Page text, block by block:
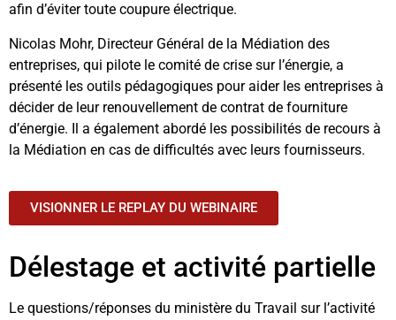
afin d’éviter toute coupure électrique.
Nicolas Mohr, Directeur Général de la Médiation des
entreprises, qui pilote le comité de crise sur l’énergie, a
présenté les outils pédagogiques pour aider les entreprises à
décider de leur renouvellement de contrat de fourniture
d’énergie. Il a également abordé les possibilités de recours à
la Médiation en cas de difficultés avec leurs fournisseurs.
VISIONNER LE REPLAY DU WEBINAIRE
Délestage et activité partielle
Le questions/réponses du ministère du Travail sur l’activité